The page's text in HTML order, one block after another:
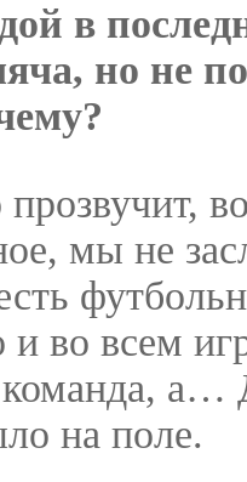
в
но не
мы не
во всем
а…
на поле.